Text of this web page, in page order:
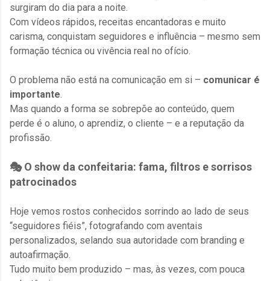
surgiram do dia para a noite.
Com vídeos rápidos, receitas encantadoras e muito
carisma, conquistam seguidores e influência – mesmo sem
formação técnica ou vivência real no ofício.
O problema não está na comunicação em si – comunicar é
importante.
Mas quando a forma se sobrepõe ao conteúdo, quem
perde é o aluno, o aprendiz, o cliente – e a reputação da
profissão.
🎭 O show da confeitaria: fama, filtros e sorrisos
patrocinados
Hoje vemos rostos conhecidos sorrindo ao lado de seus
“seguidores fiéis”, fotografando com aventais
personalizados, selando sua autoridade com branding e
autoafirmação.
Tudo muito bem produzido – mas, às vezes, com pouca